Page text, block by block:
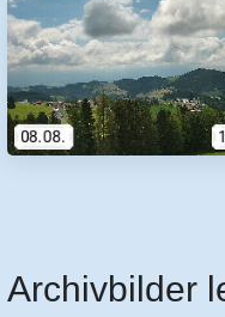
Archivbilder